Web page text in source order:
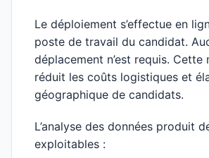
Le déploiement s’effectue en
poste de travail du candidat.
déplacement n’est requis. Cette
réduit les coûts logistiques et
géographique de candidats.
L’analyse des données produit
exploitables :